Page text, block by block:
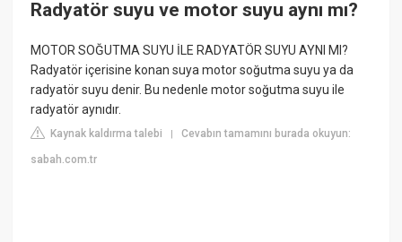
Radyatör suyu ve motor suyu aynı mı?
MOTOR SOĞUTMA SUYU İLE RADYATÖR SUYU AYNI MI?
Radyatör içerisine konan suya motor soğutma suyu ya da
radyatör suyu denir. Bu nedenle motor soğutma suyu ile
radyatör aynıdır.
Kaynak kaldırma talebi |Cevabın tamamını burada okuyun:
sabah.com.tr